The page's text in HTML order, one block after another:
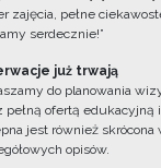
zajęcia, pełne
serdecznie!”
już trwają
do planowania
pełną ofertą
jest również skrócona
opisów.